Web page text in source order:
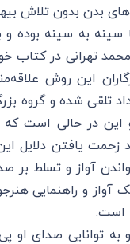
بدن بدون تلاش
سینه به سینه بوده
تهرانی در کتاب خود
این روش
تلقی شده و گروه
این در حالی است که
زحمت یافتن دلایل
آواز و تسلط بر
‌و راهنمایی
است.
توانایی‌ صدای‌ او